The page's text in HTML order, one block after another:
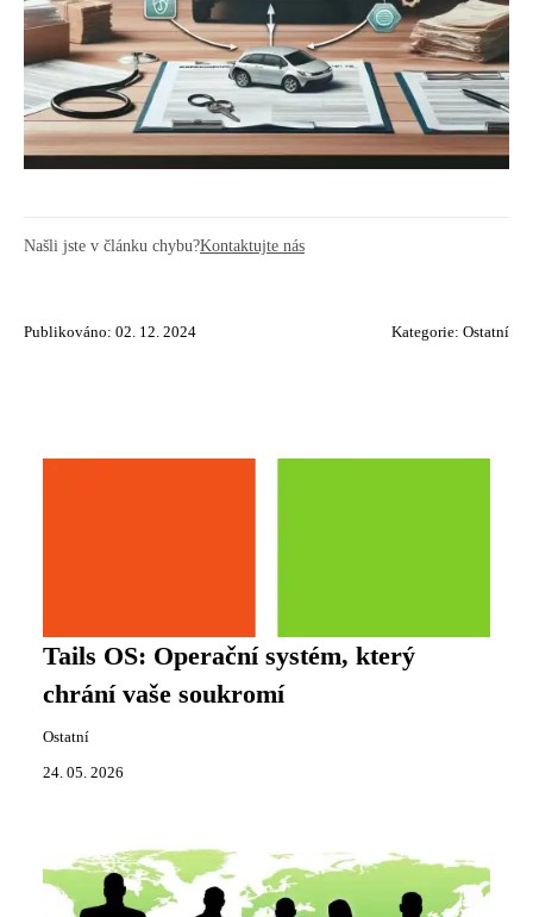
Našli jste v článku chybu?Kontaktujte nás
Publikováno: 02. 12. 2024 Kategorie: Ostatní
Tails OS: Operační systém, který
chrání vaše soukromí
Ostatní
24. 05. 2026